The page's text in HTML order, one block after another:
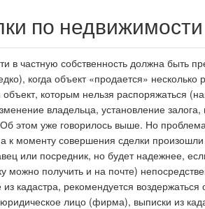
по недвижимости
в частную собственность должна быть
когда объект «продается» несколько
которым нельзя распоряжаться
владельца, установление
этом уже говорилось выше. Но
моменту совершения сделки
или посредник, но будет надежнее,
можно получить и на почте)
кадастра, рекомендуется
лицо (фирма), выписки из